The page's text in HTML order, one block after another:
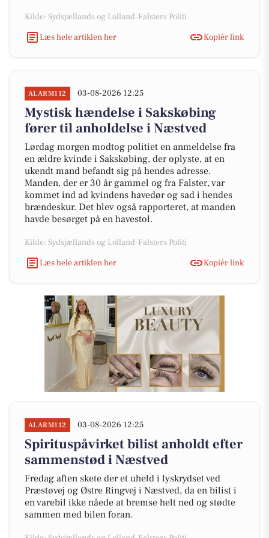
Kilde: Sydsjællands og Lolland-Falsters Politi
Læs hele artiklen her
Kopiér link
ALARM112 03-08-2026 12:25
Mystisk hændelse i Sakskøbing
fører til anholdelse i Næstved
Lørdag morgen modtog politiet en anmeldelse fra
en ældre kvinde i Sakskøbing, der oplyste, at en
ukendt mand befandt sig på hendes adresse.
Manden, der er 30 år gammel og fra Falster, var
kommet ind ad kvindens havedør og sad i hendes
brændeskur. Det blev også rapporteret, at manden
havde besørget på en havestol.
Kilde: Sydsjællands og Lolland-Falsters Politi
Læs hele artiklen her
Kopiér link
ALARM112 03-08-2026 12:25
Spirituspåvirket bilist anholdt efter
sammenstød i Næstved
Fredag aften skete der et uheld i lyskrydset ved
Præstøvej og Østre Ringvej i Næstved, da en bilist i
en varebil ikke nåede at bremse helt ned og stødte
sammen med bilen foran.